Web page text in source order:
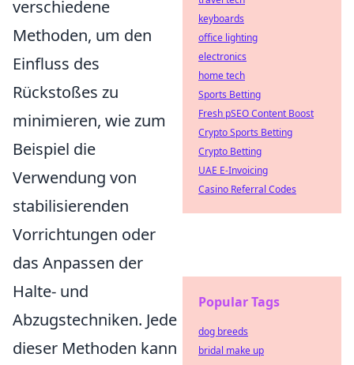
verschiedene
Methoden, um den
Einfluss des
Rückstoßes zu
minimieren, wie zum
Beispiel die
Verwendung von
stabilisierenden
Vorrichtungen oder
das Anpassen der
Halte- und
Abzugstechniken. Jede
dieser Methoden kann
keyboards
office lighting
electronics
home tech
Sports Betting
Fresh pSEO Content Boost
Crypto Sports Betting
Crypto Betting
UAE E-Invoicing
Casino Referral Codes
Popular Tags
dog breeds
bridal make up